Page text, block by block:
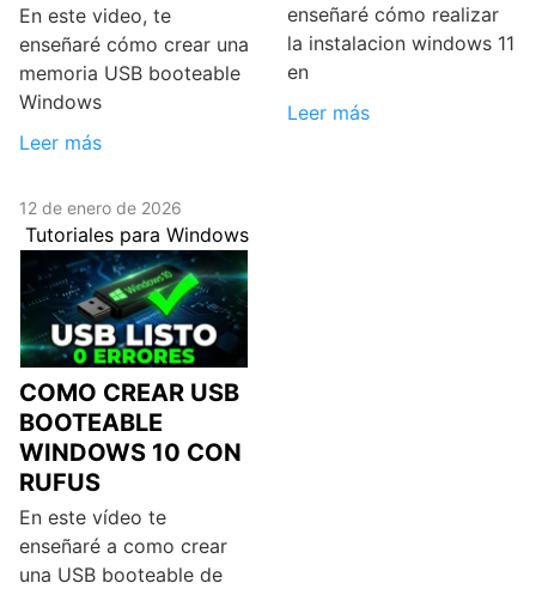
En este video, te
enseñaré cómo crear una
memoria USB booteable
Windows
Leer más
enseñaré cómo realizar
la instalacion windows 11
en
Leer más
12 de enero de 2026
Tutoriales para Windows
COMO CREAR USB
BOOTEABLE
WINDOWS 10 CON
RUFUS
En este vídeo te
enseñaré a como crear
una USB booteable de